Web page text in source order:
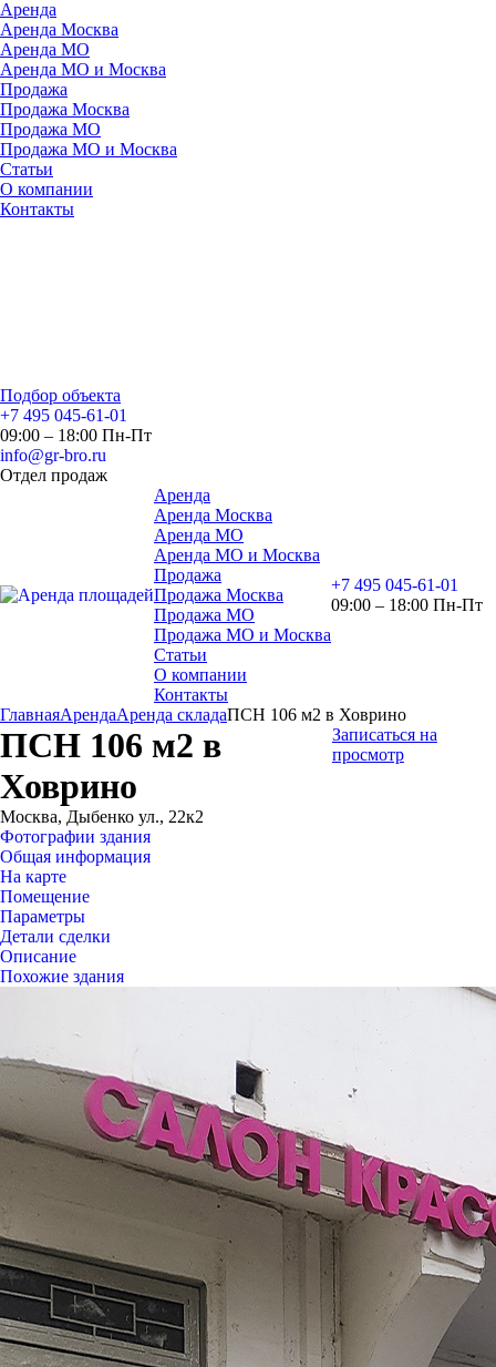
Аренда
Аренда Москва
Аренда МО
Аренда МО и Москва
Продажа
Продажа Москва
Продажа МО
Продажа МО и Москва
Статьи
О компании
Контакты
Подбор объекта
+7 495 045-61-01
09:00 – 18:00 Пн-Пт
info@gr-bro.ru
Отдел продаж
Аренда
Аренда Москва
Аренда МО
Аренда МО и Москва
Продажа
Продажа Москва
Продажа МО
Продажа МО и Москва
Статьи
О компании
Контакты
+7 495 045-61-01
09:00 – 18:00 Пн-Пт
ГлавнаяАрендаАренда складаПСН 106 м2 в Ховрино
ПСН 106 м2 в
Ховрино
Записаться на
просмотр
Москва, Дыбенко ул., 22к2
Фотографии здания
Общая информация
На карте
Помещение
Параметры
Детали сделки
Описание
Похожие здания